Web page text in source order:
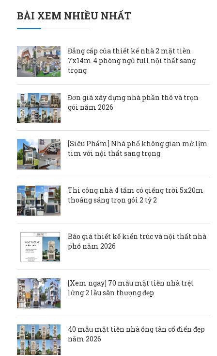
BÀI XEM NHIỀU NHẤT
Đẳng cấp của thiết kế nhà 2 mặt tiền
7x14m 4 phòng ngủ full nội thất sang
trọng
Đơn giá xây dựng nhà phần thô và trọn
gói năm 2026
[Siêu Phẩm] Nhà phố không gian mở lịm
tim với nội thất sang trọng
Thi công nhà 4 tấm có giếng trời 5x20m
thoáng sáng trọn gói 2 tỷ 2
Báo giá thiết kế kiến trúc và nội thất nhà
phố năm 2026
[Xem ngay] 70 mẫu mặt tiền nhà trệt
lửng 2 lầu sân thượng đẹp
40 mẫu mặt tiền nhà ống tân cổ điển đẹp
năm 2026